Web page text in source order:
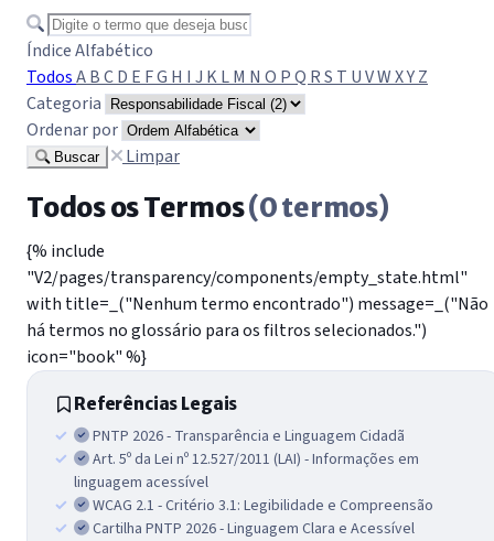
Buscar termo
Índice Alfabético
TodosABCD E FG H I J KLM N O PQ RS T UVWXYZ
Categoria
Ordenar por
Buscar Limpar
Todos os Termos(0 termos)
{% include
"V2/pages/transparency/components/empty_state.html"
with title=_("Nenhum termo encontrado") message=_("Não
há termos no glossário para os filtros selecionados.")
icon="book" %}
Referências Legais
PNTP 2026 - Transparência e Linguagem Cidadã
Art. 5º da Lei nº 12.527/2011 (LAI) - Informações em
linguagem acessível
WCAG 2.1 - Critério 3.1: Legibilidade e Compreensão
Cartilha PNTP 2026 - Linguagem Clara e Acessível